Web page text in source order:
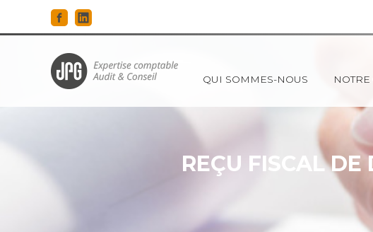
au
Principal
QUI SOMMES-NOUS
REÇU FISCAL DE